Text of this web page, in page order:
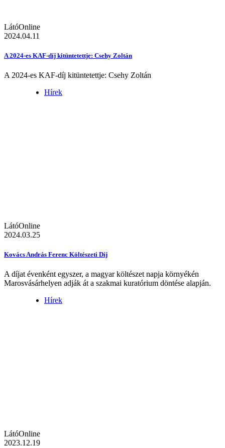
LátóOnline
2024.04.11
A 2024-es KAF-díj kitüntetettje: Csehy Zoltán
A 2024-es KAF-díj kitüntetettje: Csehy Zoltán
Hírek
LátóOnline
2024.03.25
Kovács András Ferenc Költészeti Díj
A díjat évenként egyszer, a magyar költészet napja környékén
Marosvásárhelyen adják át a szakmai kuratórium döntése alapján.
Hírek
LátóOnline
2023.12.19